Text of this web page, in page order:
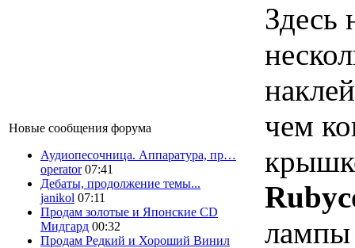
Новые сообщения форума
Аудиопесочница. Аппаратура, пр…
operator 07:41
Дебаты, продолжение темы...
janikol 07:11
Продам золотые и Японские CD
Мидгард 00:32
Продам Редкий и Хороший Винил
Здесь
чем